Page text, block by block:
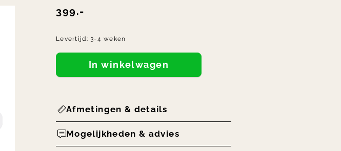
399.-
Levertijd:3-4 weken
In winkelwagen
Afmetingen & details
Mogelijkheden & advies